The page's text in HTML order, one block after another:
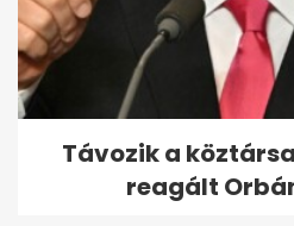
Távozik a
reagált